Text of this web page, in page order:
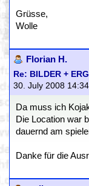
Grüsse,
Wolle
Florian H.
Re: BILDER +
30. July 2008 14:34
Da muss ich
Die Location war
dauernd am
Danke für die